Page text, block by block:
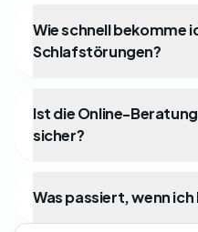
Wie schnell bekomme
Schlafstörungen?
Ist die Online-
sicher?
Was passiert, wenn